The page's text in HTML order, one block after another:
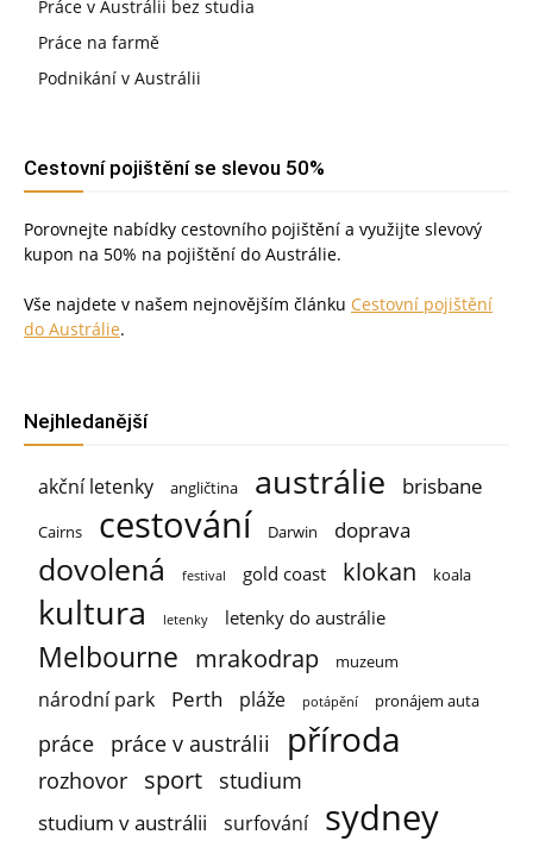
Práce v Austrálii bez studia
Práce na farmě
Podnikání v Austrálii
Cestovní pojištění se slevou 50%
Porovnejte nabídky cestovního pojištění a využijte slevový
kupon na 50% na pojištění do Austrálie.
Vše najdete v našem nejnovějším článku Cestovní pojištění
do Austrálie.
Nejhledanější
akční letenky angličtina austrálie brisbane
Cairns cestování Darwin doprava
dovolená festival gold coast klokan koala
kultura letenky letenky do austrálie
Melbourne mrakodrap muzeum
národní park Perth pláže potápění pronájem auta
práce práce v austrálii příroda
rozhovor sport studium
studium v austrálii surfování sydney